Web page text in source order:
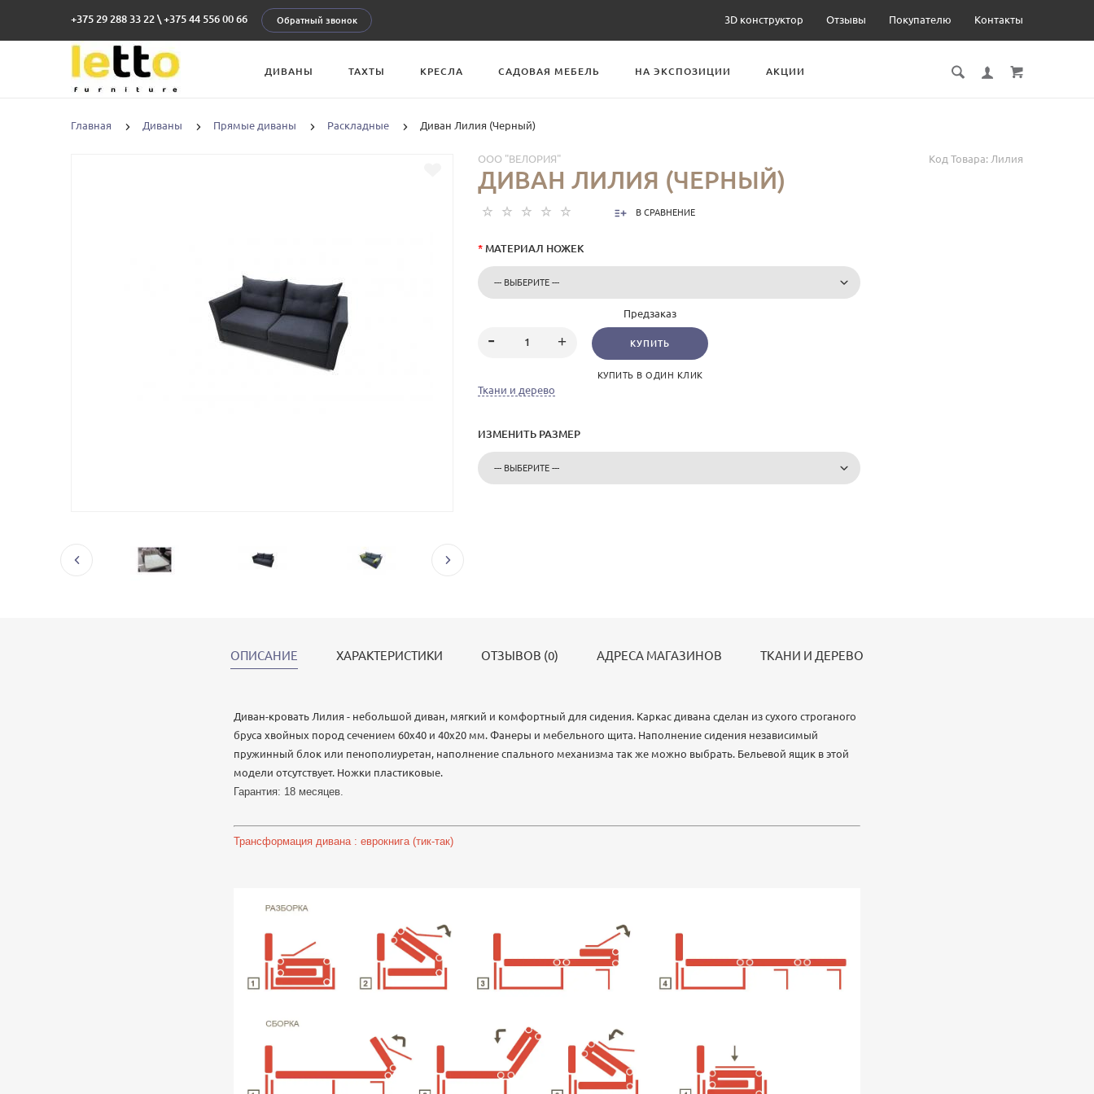
+375 29 288 33 22 \ +375 44 556 00 66 Обратный звонок 3D конструктор Отзывы Покупателю Контакты
ДИВАНЫ ТАХТЫ КРЕСЛА САДОВАЯ МЕБЕЛЬ НА ЭКСПОЗИЦИИ АКЦИИ
Главная Диваны Прямые диваны Раскладные Диван Лилия (Черный)
Код Товара: Лилия
ООО "ВЕЛОРИЯ"
ДИВАН ЛИЛИЯ (ЧЕРНЫЙ)
В СРАВНЕНИЕ
* МАТЕРИАЛ НОЖЕК
Предзаказ
КУПИТЬ
КУПИТЬ В ОДИН КЛИК
Ткани и дерево
ИЗМЕНИТЬ РАЗМЕР
ОПИСАНИЕ ХАРАКТЕРИСТИКИ ОТЗЫВОВ (0) АДРЕСА МАГАЗИНОВ ТКАНИ И ДЕРЕВО
Диван-кровать Лилия - небольшой диван, мягкий и комфортный для сидения. Каркас дивана сделан из сухого строганого
бруса хвойных пород сечением 60х40 и 40х20 мм. Фанеры и мебельного щита. Наполнение сидения независимый
пружинный блок или пенополиуретан, наполнение спального механизма так же можно выбрать. Бельевой ящик в этой
модели отсутствует. Ножки пластиковые.
Гарантия: 18 месяцев.
Трансформация дивана : еврокнига (тик-так)